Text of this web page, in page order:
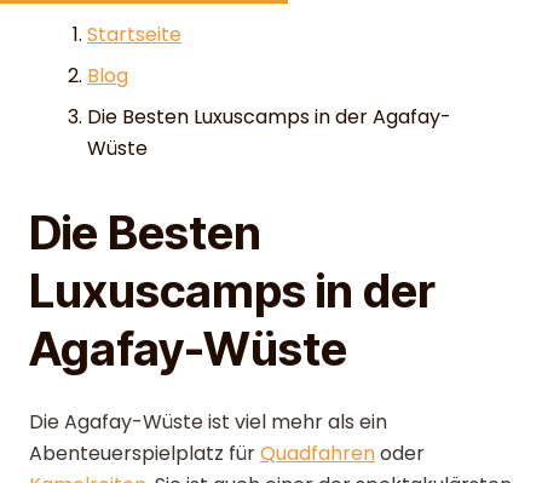
Skip to content
Startseite
Blog
Die Besten Luxuscamps in der Agafay-
Wüste
Die Besten
Luxuscamps in der
Agafay-Wüste
Die Agafay-Wüste ist viel mehr als ein
Abenteuerspielplatz fürQuadfahrenoder